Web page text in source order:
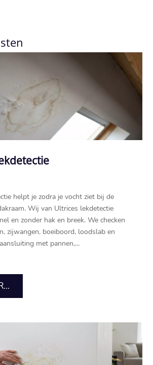
helpt je zodra je vocht ziet bij de
Wij van Ultrices lekdetectie
en zonder hak en breek.​ We checken
zijwangen, boeiboord, loodslab en
met pannen,...